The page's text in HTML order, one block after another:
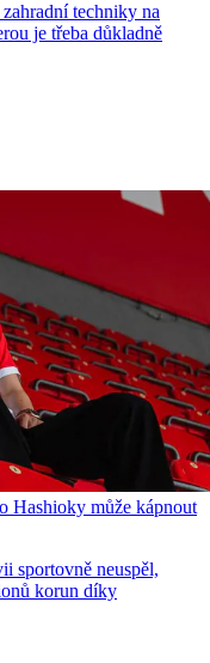
techniky na
je třeba důkladně
Hashioky může kápnout
sportovně neuspěl,
korun díky